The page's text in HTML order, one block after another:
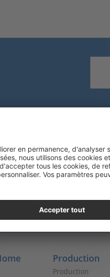
Production
Production